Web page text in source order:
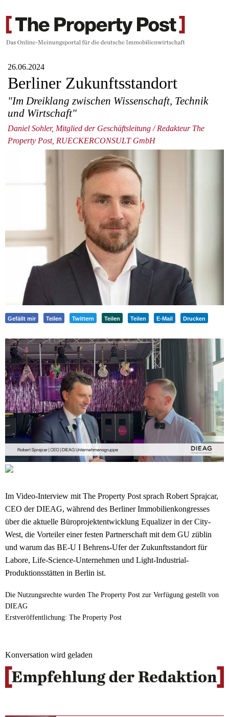
26.06.2024
Berliner Zukunftsstandort
"Im Dreiklang zwischen Wissenschaft, Technik
und Wirtschaft"
Daniel Sohler, Mitglied der Geschäftsleitung / Redakteur The
Property Post, RUECKERCONSULT GmbH
Gefällt mir Teilen Twittern Teilen Teilen E-Mail Drucken
Im Video-Interview mit The Property Post sprach Robert Sprajcar,
CEO der DIEAG, während des Berliner Immobilienkongresses
über die aktuelle Büroprojektentwicklung Equalizer in der City-
West, die Vorteiler einer festen Partnerschaft mit dem GU züblin
und warum das BE-U I Behrens-Ufer der Zukunftsstandort für
Labore, Life-Science-Unternehmen und Light-Industrial-
Produktionsstätten in Berlin ist.
Die Nutzungsrechte wurden The Property Post zur Verfügung gestellt von
DIEAG
Erstveröffentlichung: The Property Post
Konversation wird geladen